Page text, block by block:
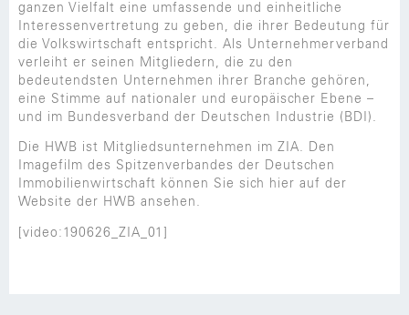
ganzen Vielfalt eine umfassende und einheitliche
Interessenvertretung zu geben, die ihrer Bedeutung für
die Volkswirtschaft entspricht. Als Unternehmerverband
verleiht er seinen Mitgliedern, die zu den
bedeutendsten Unternehmen ihrer Branche gehören,
eine Stimme auf nationaler und europäischer Ebene –
und im Bundesverband der Deutschen Industrie (BDI).
Die HWB ist Mitgliedsunternehmen im ZIA. Den
Imagefilm des Spitzenverbandes der Deutschen
Immobilienwirtschaft können Sie sich hier auf der
Website der HWB ansehen.
[video:190626_ZIA_01]